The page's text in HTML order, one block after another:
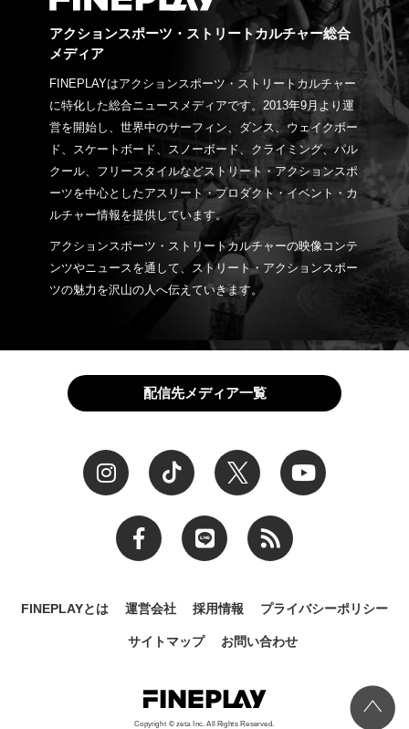
アクションスポーツ・ストリートカルチャー総合
メディア
FINEPLAYはアクションスポーツ・ストリートカルチャー
に特化した総合ニュースメディアです。2013年9月より運
営を開始し、世界中のサーフィン、ダンス、ウェイクボー
ド、スケートボード、スノーボード、クライミング、パル
クール、フリースタイルなどストリート・アクションスポ
ーツを中心としたアスリート・プロダクト・イベント・カ
ルチャー情報を提供しています。
アクションスポーツ・ストリートカルチャーの映像コンテ
ンツやニュースを通して、ストリート・アクションスポー
ツの魅力を沢山の人へ伝えていきます。
配信先メディア一覧
FINEPLAYとは 運営会社 採用情報 プライバシーポリシー
サイトマップ お問い合わせ
Copyright © zeta Inc. All Rights Reserved.